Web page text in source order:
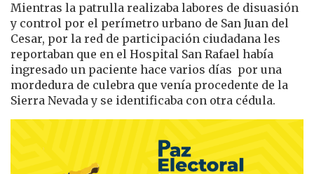
Mientras la patrulla realizaba labores de disuasión
y control por el perímetro urbano de San Juan del
Cesar, por la red de participación ciudadana les
reportaban que en el Hospital San Rafael había
ingresado un paciente hace varios días por una
mordedura de culebra que venía procedente de la
Sierra Nevada y se identificaba con otra cédula.